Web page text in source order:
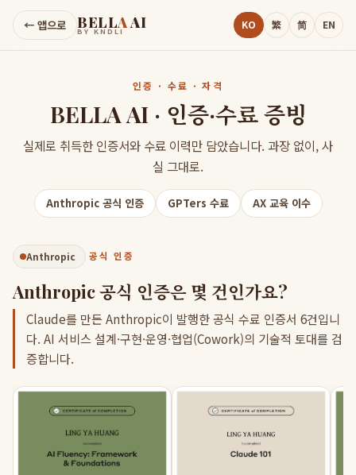
← 앱으로 BELLAAI
BY KNDLI KO 繁 简 EN
인증 · 수료 · 자격
BELLA AI · 인증·수료 증빙
실제로 취득한 인증서와 수료 이력만 담았습니다. 과장 없이, 사
실 그대로.
Anthropic 공식 인증 GPTers 수료 AX 교육 이수
Anthropic 공식 인증
Anthropic 공식 인증은 몇 건인가요?
Claude를 만든 Anthropic이 발행한 공식 수료 인증서 6건입니
다. AI 서비스 설계·구현·운영·협업(Cowork)의 기술적 토대를 검
증합니다.